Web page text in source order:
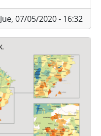
Jue, 07/05/2020 - 16:32